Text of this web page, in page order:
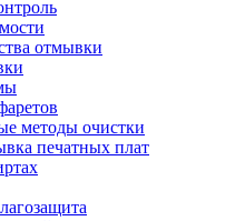
отмывки
методы очистки
печатных плат